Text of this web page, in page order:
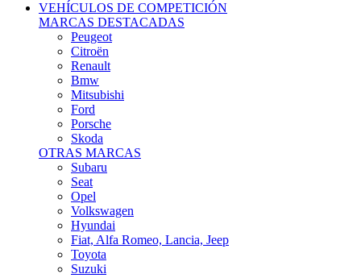
VEHÍCULOS DE COMPETICIÓN
MARCAS DESTACADAS
Peugeot
Citroën
Renault
Bmw
Mitsubishi
Ford
Porsche
Skoda
OTRAS MARCAS
Subaru
Seat
Opel
Volkswagen
Hyundai
Fiat, Alfa Romeo, Lancia, Jeep
Toyota
Suzuki